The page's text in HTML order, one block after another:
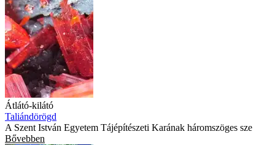
Átlátó-kilátó
Taliándörögd
A Szent István Egyetem Tájépítészeti Karának háromszöges sze
Bővebben